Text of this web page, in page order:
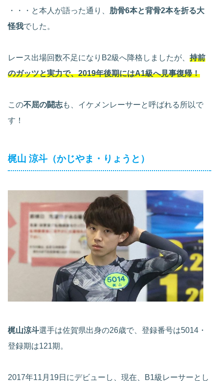
・・・と本人が語った通り、 肋骨6本と背骨2本を折る大
怪我でした。
レース出場回数不足になりB2級へ降格しましたが、 持前
のガッツと実力で、2019年後期にはA1級へ見事復帰！
この不屈の闘志も、イケメンレーサーと呼ばれる所以で
す！
梶山 涼斗（かじやま・りょうと）
梶山涼斗選手は佐賀県出身の26歳で、登録番号は5014・
登録期は121期。
2017年11月19日にデビューし、現在、B1級レーサーとし